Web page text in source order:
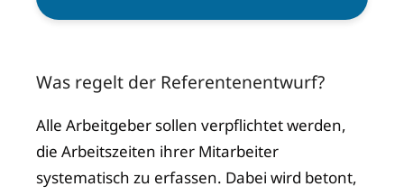
Was regelt der Referentenentwurf?
Alle Arbeitgeber sollen verpflichtet werden,
die Arbeitszeiten ihrer Mitarbeiter
systematisch zu erfassen. Dabei wird betont,